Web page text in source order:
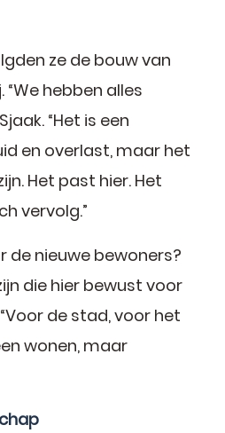
ze de bouw van
hebben alles
“Het is een
en overlast, maar het
Het past hier. Het
vervolg.”
de nieuwe bewoners?
die hier bewust voor
de stad, voor het
wonen, maar